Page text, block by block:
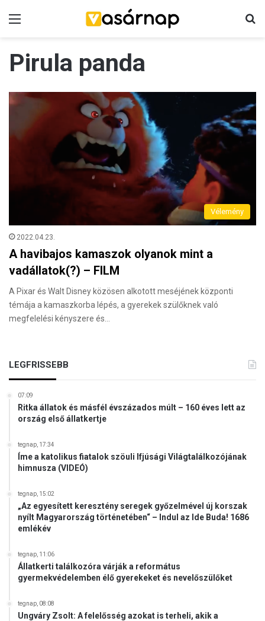
Pirula panda
Vélemény
2022.04.23.
A havibajos kamaszok olyanok mint a
vadállatok(?) – FILM
A Pixar és Walt Disney közösen alkotott meséjének központi
témája a kamaszkorba lépés, a gyerekek szülőknek való
megfelelési kényszere és…
LEGFRISSEBB
07:09
Ritka állatok és másfél évszázados múlt – 160 éves lett az
ország első állatkertje
tegnap, 17:34
Íme a katolikus fiatalok szöuli Ifjúsági Világtalálkozójának
himnusza (VIDEÓ)
tegnap, 15:02
„Az egyesített keresztény seregek győzelmével új korszak
nyílt Magyarország történetében“ – Indul az Ide Buda! 1686
emlékév
tegnap, 11:06
Állatkerti találkozóra várják a református
gyermekvédelemben élő gyerekeket és nevelőszülőket
tegnap, 08:08
Ungváry Zsolt: A felelősség azokat is terheli, akik a